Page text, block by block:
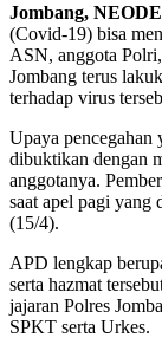
Jombang,
(Covid-19) bisa
ASN, anggota
Jombang terus
terhadap virus
Upaya pencegahan
dibuktikan dengan
anggotanya.
saat apel pagi yang
(15/4).
APD lengkap
serta hazmat
jajaran Polres
SPKT serta Urkes.